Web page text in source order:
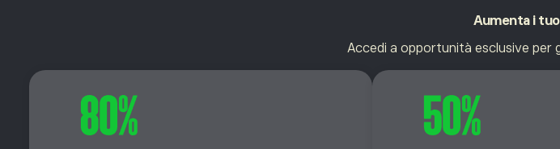
Aumenta i
Accedi a opportunità esclusive per